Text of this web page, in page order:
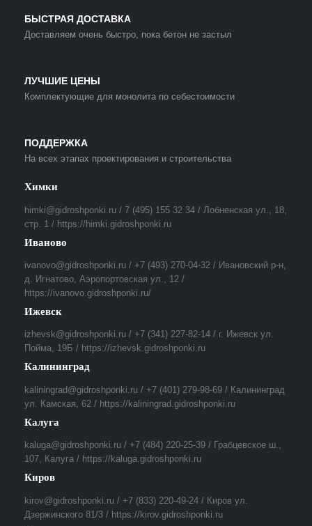
БЫСТРАЯ ДОСТАВКА
Доставляем очень быстро, пока бетон не застыл
ЛУЧШИЕ ЦЕНЫ
Комплектующие для монолита по себестоимости
ПОДДЕРЖКА
На всех этапах проектирования и строительства
Химки
himki@gidroshponki.ru / 7 (495) 155 32 34 / Лобненская ул., 18,
стр. 1 / https://himki.gidroshponki.ru
Иваново
ivanovo@gidroshponki.ru / +7 (493) 270-04-32 / Ивановский р-н,
д. Игнатово, Аэропортовская ул., 12 /
https://ivanovo.gidroshponki.ru/
Ижевск
izhevsk@gidroshponki.ru / +7 (341) 227-82-14 / г. Ижевск ул.
Пойма, 19Б / https://izhevsk.gidroshponki.ru
Калининград
kaliningrad@gidroshponki.ru / +7 (401) 279-98-69 / Калининград
ул. Камская, 62 / https://kaliningrad.gidroshponki.ru
Калуга
kaluga@gidroshponki.ru / +7 (484) 220-25-39 / Грабцевское ш.,
107, Калуга / https://kaluga.gidroshponki.ru
Киров
kirov@gidroshponki.ru / +7 (833) 220-49-24 / Киров ул.
Дзержинского 81/3 / https://kirov.gidroshponki.ru